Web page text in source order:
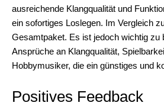
ausreichende Klangqualität und
ein sofortiges Loslegen. Im Vergleich
Gesamtpaket. Es ist jedoch wichtig zu
Ansprüche an Klangqualität,
Hobbymusiker, die ein günstiges und
Positives Feedback